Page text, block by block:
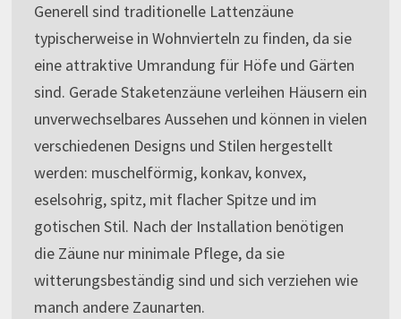
Generell sind traditionelle Lattenzäune
typischerweise in Wohnvierteln zu finden, da sie
eine attraktive Umrandung für Höfe und Gärten
sind. Gerade Staketenzäune verleihen Häusern ein
unverwechselbares Aussehen und können in vielen
verschiedenen Designs und Stilen hergestellt
werden: muschelförmig, konkav, konvex,
eselsohrig, spitz, mit flacher Spitze und im
gotischen Stil. Nach der Installation benötigen
die Zäune nur minimale Pflege, da sie
witterungsbeständig sind und sich verziehen wie
manch andere Zaunarten.